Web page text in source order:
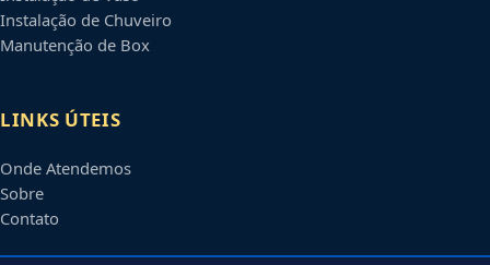
Instalação de Chuveiro
Manutenção de Box
LINKS ÚTEIS
Onde Atendemos
Sobre
Contato